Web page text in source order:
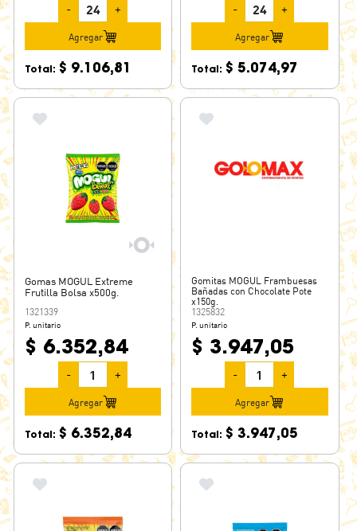
- +
Agregar
Total: $ 9.106,81
- +
Agregar
Total: $ 5.074,97
Gomas MOGUL Extreme
Frutilla Bolsa x500g.
1321339
P. unitario
$ 6.352,84
- +
Agregar
Total: $ 6.352,84
Gomitas MOGUL Frambuesas
Bañadas con Chocolate Pote
x150g.
1325832
P. unitario
$ 3.947,05
- +
Agregar
Total: $ 3.947,05